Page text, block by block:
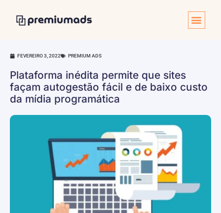
FEVEREIRO 3, 2022 PREMIUM ADS
Plataforma inédita permite que sites
façam autogestão fácil e de baixo custo
da mídia programática